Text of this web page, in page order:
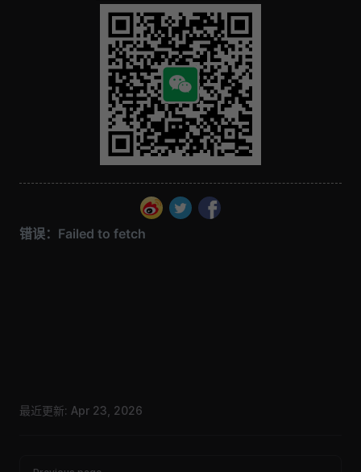
最近更新: Apr 23, 2026